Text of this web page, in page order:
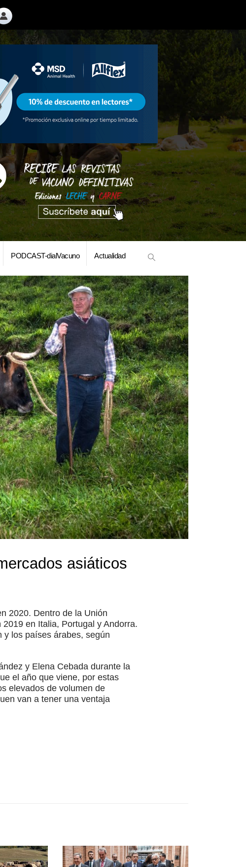
PODCAST-dialVacuno Actualidad
asiáticos
2020. Dentro de la Unión
en Italia, Portugal y Andorra.
y los países árabes, según
y Elena Cebada durante la
el año que viene, por estas
elevados de volumen de
van a tener una ventaja